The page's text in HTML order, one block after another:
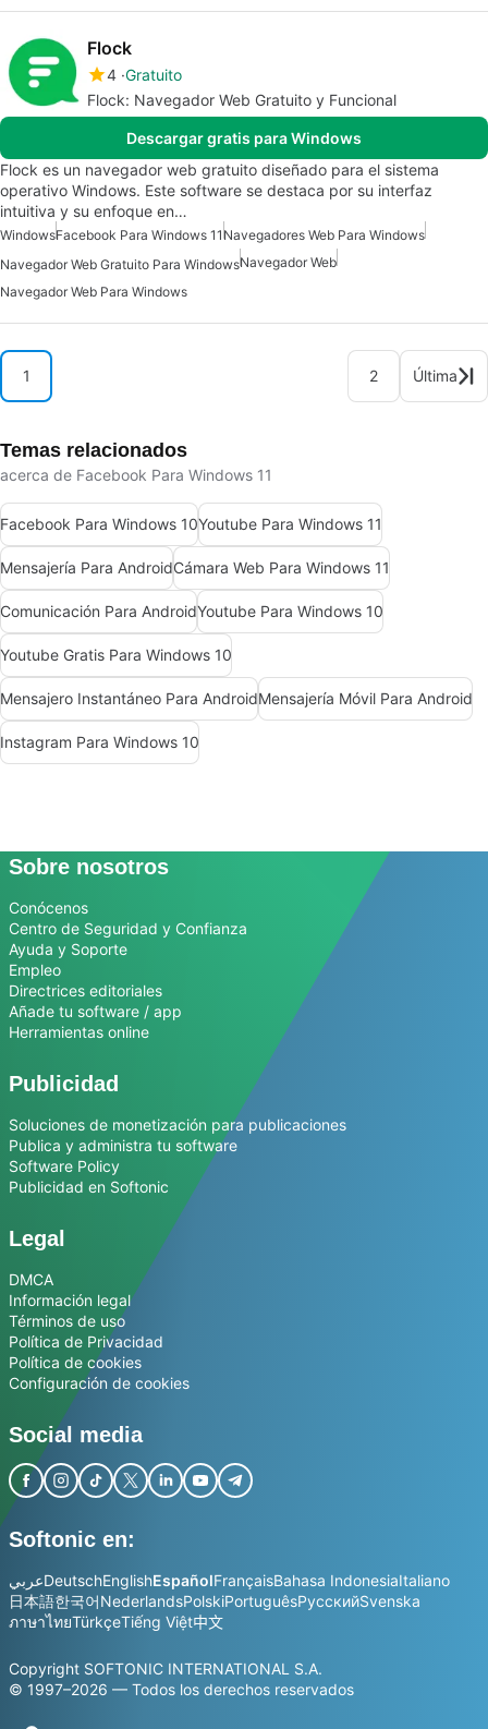
Flock
4 Gratuito
Flock: Navegador Web Gratuito y Funcional
Descargar gratis para Windows
Flock es un navegador web gratuito diseñado para el sistema
operativo Windows. Este software se destaca por su interfaz
intuitiva y su enfoque en…
WindowsFacebook Para Windows 11Navegadores Web Para Windows
Navegador Web Gratuito Para WindowsNavegador Web
Navegador Web Para Windows
1 2 Última
Temas relacionados
acerca de Facebook Para Windows 11
Facebook Para Windows 10Youtube Para Windows 11
Mensajería Para AndroidCámara Web Para Windows 11
Comunicación Para AndroidYoutube Para Windows 10
Youtube Gratis Para Windows 10
Mensajero Instantáneo Para AndroidMensajería Móvil Para Android
Instagram Para Windows 10
Sobre nosotros
Conócenos
Centro de Seguridad y Confianza
Ayuda y Soporte
Empleo
Directrices editoriales
Añade tu software / app
Herramientas online
Publicidad
Soluciones de monetización para publicaciones
Publica y administra tu software
Software Policy
Publicidad en Softonic
Legal
DMCA
Información legal
Términos de uso
Política de Privacidad
Política de cookies
Configuración de cookies
Social media
Softonic en:
عربيDeutschEnglishEspañolFrançaisBahasa IndonesiaItaliano
日本語한국어NederlandsPolskiPortuguêsРусскийSvenska
ภาษาไทยTürkçeTiếng Việt中文
Copyright SOFTONIC INTERNATIONAL S.A.
© 1997–2026 — Todos los derechos reservados